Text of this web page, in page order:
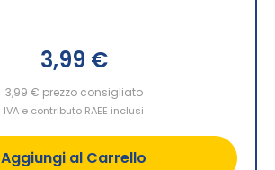
3,99 €
3,99 € prezzo consigliato
IVA e contributo RAEE inclusi
Aggiungi al Carrello